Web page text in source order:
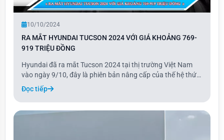
10/10/2024
RA MẮT HYUNDAI TUCSON 2024 VỚI GIÁ KHOẢNG 769-
919 TRIỆU ĐỒNG
Hyundai đã ra mắt Tucson 2024 tại thị trường Việt Nam
vào ngày 9/10, đây là phiên bản nâng cấp của thế hệ thứ
tư. Tucson 2024 có thiết kế ngoại thất tinh chỉnh với lưới
tản nhiệt hầm hố hơn và các mắt lưới thưa hơn.
Đọc tiếp